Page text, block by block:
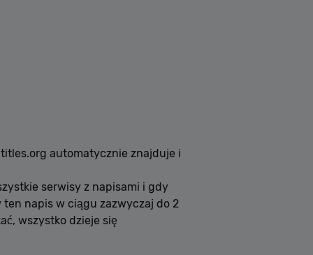
automatycznie znajduje i
serwisy z napisami i gdy
napis w ciągu zazwyczaj do 2
wszystko dzieje się